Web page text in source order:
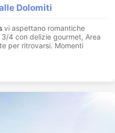
Dolomiti
vi aspettano romantiche
4 con delizie gourmet, Area
per ritrovarsi. Momenti